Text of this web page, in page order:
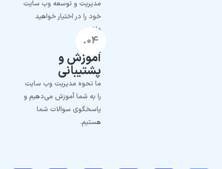
مدیریت و توسعه وب سایت
خود را در اختیار خواهید
داشت.
آموزش و
پشتیبانی
ما نحوه مدیریت وب سایت
را به شما آموزش می‌دهیم و
پاسخگوی سوالات شما
هستیم.
04.